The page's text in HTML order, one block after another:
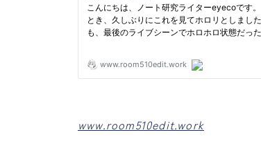
www.room510edit.work